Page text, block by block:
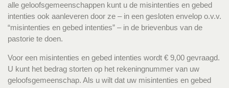
alle geloofsgemeenschappen kunt u de misintenties en gebed
intenties ook aanleveren door ze – in een gesloten envelop o.v.v.
“misintenties en gebed intenties” – in de brievenbus van de
pastorie te doen.
Voor een misintenties en gebed intenties wordt € 9,00 gevraagd.
U kunt het bedrag storten op het rekeningnummer van uw
geloofsgemeenschap. Als u wilt dat uw misintenties en gebed